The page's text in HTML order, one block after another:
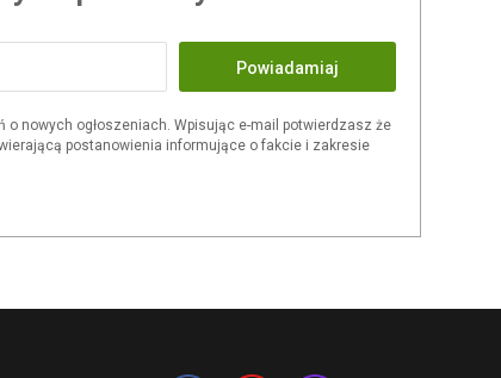
Powiadamiaj
nowych ogłoszeniach. Wpisując e-mail potwierdzasz że
postanowienia informujące o fakcie i zakresie